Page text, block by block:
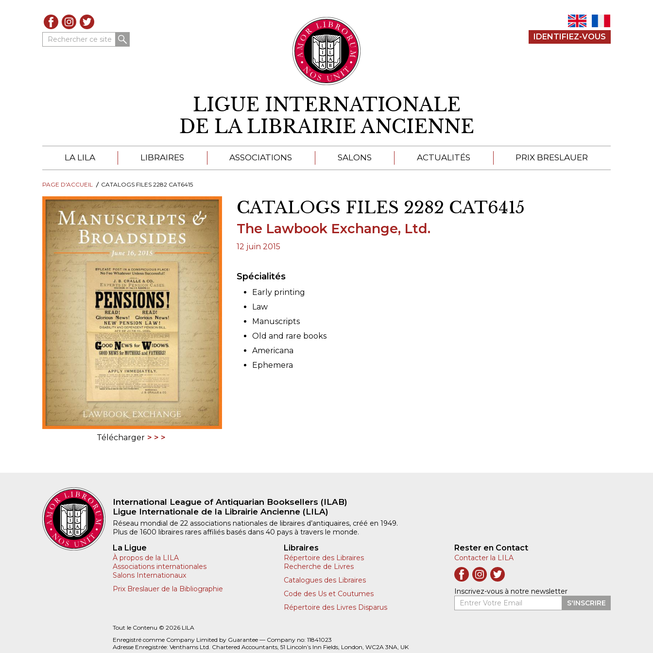
Rechercher ce site IDENTIFIEZ-VOUS
LIGUE INTERNATIONALE
DE LA LIBRAIRIE ANCIENNE
LA LILA
À PROPOS DE LA LILA
TROUVER UNE LIBRAIRIE
CONGRÈS & RÉUNIONS DE LA LILA
SALONS INTERNATIONAUX DE LA LILA
CODE ES US ET COUTUMES DE LA LILA
L'HISTOIRE DE LA LILA
ÉDUCATION & MENTORAT
VIDEOS AND RESSOURCES
COMITÉ DE LA LILA
CONTACT
LIBRAIRES
LIBRAIRES DE LA LILA
CATALOGUES
RECHERCHE DE LIVRES
RÉPERTOIRE DES LIBRAIRIES
ASSOCIATIONS SALONS ACTUALITÉS PRIX BRESLAUER
SOUMISSIONS 2026
PAGE D'ACCUEIL CATALOGS FILES 2282 CAT6415
Télécharger
CATALOGS FILES 2282 CAT6415
The Lawbook Exchange, Ltd.
12 juin 2015
Spécialités
Early printing
Law
Manuscripts
Old and rare books
Americana
Ephemera
International League of Antiquarian Booksellers (ILAB)
Ligue Internationale de la Librairie Ancienne (LILA)
Réseau mondial de 22 associations nationales de libraires d’antiquaires, créé en 1949.
Plus de 1600 libraires rares affiliés basés dans 40 pays à travers le monde.
La Ligue
À propos de la LILA
Associations internationales
Salons Internationaux
Prix Breslauer de la Bibliographie
Libraires
Répertoire des Libraires
Recherche de Livres
Catalogues des Libraires
Code des Us et Coutumes
Répertoire des Livres Disparus
Rester en Contact
Contacter la LILA
Inscrivez-vous à notre newsletter
Entrer Votre Email
S'INSCRIRE
Tout le Contenu © 2026 LILA
Enregistré comme Company Limited by Guarantee — Company no: 11841023
Adresse Enregistrée: Venthams Ltd. Chartered Accountants, 51 Lincoln’s Inn Fields, London, WC2A 3NA, UK